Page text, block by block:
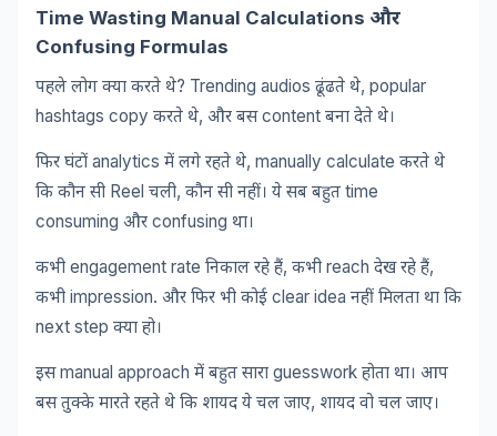
Time Wasting Manual Calculations और
Confusing Formulas
पहले लोग क्या करते थे? Trending audios ढूंढते थे, popular
hashtags copy करते थे, और बसcontent बना देते थे।
फिर घंटों analytics में लगे रहते थे, manually calculate करते थे
कि कौन सी Reel चली, कौन सी नहीं। ये सब बहुत time
consuming और confusing था।
कभी engagement rate निकाल रहे हैं, कभी reach देख रहे हैं,
कभी impression. और फिर भी कोई clear idea नहीं मिलता था कि
next step क्या हो।
इसmanual approach में बहुत सारा guesswork होता था। आप
बस तुक्के मारते रहते थे कि शायद ये चल जाए, शायद वो चल जाए।